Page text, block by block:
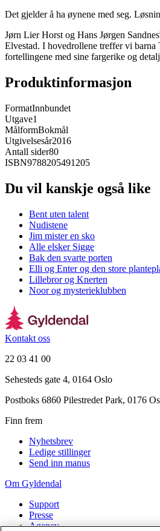
Det gjelder å ha øynene med seg.
Jørn Lier Horst og Hans Jørgen
Elvestad. I hovedrollene treffer vi
fortellingene med sine fargerike og
Produktinformasjon
FormatInnbundet
Utgave1
MålformBokmål
Utgivelsesår2016
Antall sider80
ISBN9788205491205
Du vil kanskje også like
Bent uten talent
Nudistene
Jim mister en sko
Alle elsker Sigge
Bak den svarte porten
Elli og Enter og den store
Lillebror og Knerten
Noor og mysterieklubben
Kontakt oss
22 03 41 00
Sehesteds gate 4, 0164 Oslo
Postboks 6860 Pilestredet Park, 0176
Finn frem
Nyhetsbrev
Ledige stillinger
Send inn manus
Om Gyldendal
Support
Presse
Agency